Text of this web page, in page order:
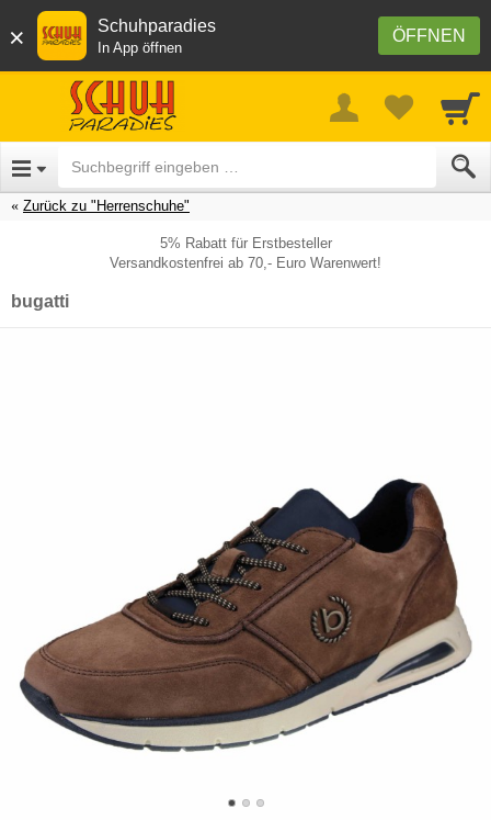
× ÖFFNEN
Schuhparadies
In App öffnen
Zurück zu "Herrenschuhe"
5% Rabatt für Erstbesteller
Versandkostenfrei ab 70,- Euro Warenwert!
bugatti